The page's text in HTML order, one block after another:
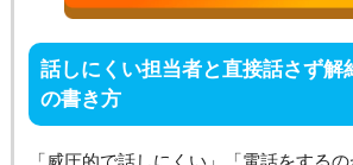
話しにくい担当者と直接話さず解
の書き方